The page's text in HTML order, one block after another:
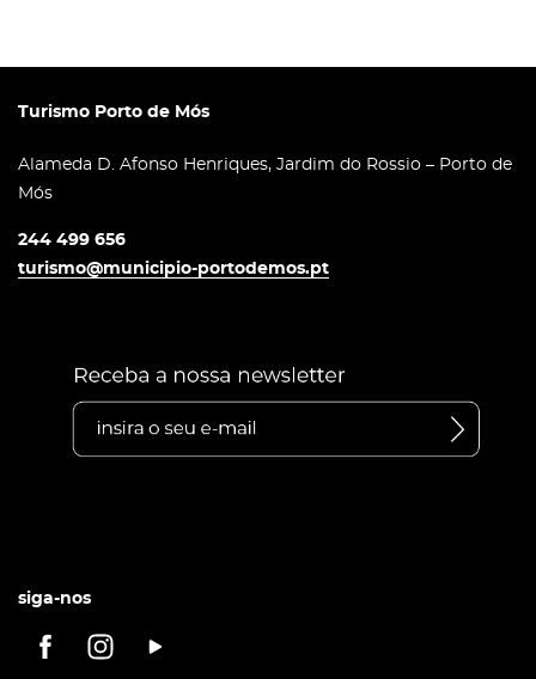
Turismo Porto de Mós
Alameda D. Afonso Henriques, Jardim do Rossio – Porto de
Mós
244 499 656
turismo@municipio-portodemos.pt
siga-nos